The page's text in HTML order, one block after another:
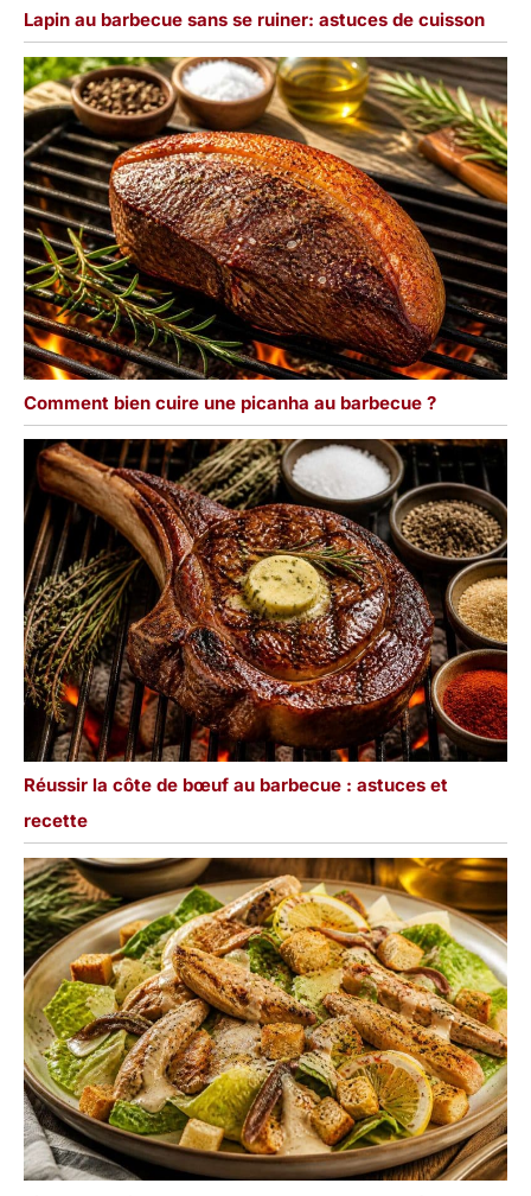
Lapin au barbecue sans se ruiner: astuces de cuisson
Comment bien cuire une picanha au barbecue ?
Réussir la côte de bœuf au barbecue : astuces et
recette